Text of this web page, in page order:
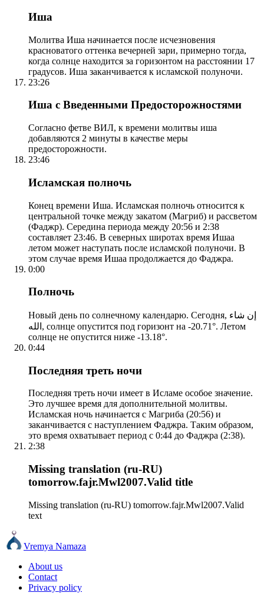
Иша
Молитва Иша начинается после исчезновения
красноватого оттенка вечерней зари, примерно тогда,
когда солнце находится за горизонтом на расстоянии 17
градусов. Иша заканчивается к исламской полуночи.
23:26
Иша с Введенными Предосторожностями
Согласно фетве ВИЛ, к времени молитвы иша
добавляются 2 минуты в качестве меры
предосторожности.
23:46
Исламская полночь
Конец времени Иша. Исламская полночь относится к
центральной точке между закатом (Магриб) и рассветом
(Фаджр). Середина периода между 20:56 и 2:38
составляет 23:46. В северных широтах время Ишаа
летом может наступать после исламской полуночи. В
этом случае время Ишаа продолжается до Фаджра.
0:00
Полночь
Новый день по солнечному календарю. Сегодня, إن شاء
الله, солнце опустится под горизонт на -20.71°. Летом
солнце не опустится ниже -13.18°.
0:44
Последняя треть ночи
Последняя треть ночи имеет в Исламе особое значение.
Это лучшее время для дополнительной молитвы.
Исламская ночь начинается с Магриба (20:56) и
заканчивается с наступлением Фаджра. Таким образом,
это время охватывает период с 0:44 до Фаджра (2:38).
2:38
Missing translation (ru-RU)
tomorrow.fajr.Mwl2007.Valid title
Missing translation (ru-RU) tomorrow.fajr.Mwl2007.Valid
text
Vremya Namaza
About us
Contact
Privacy policy